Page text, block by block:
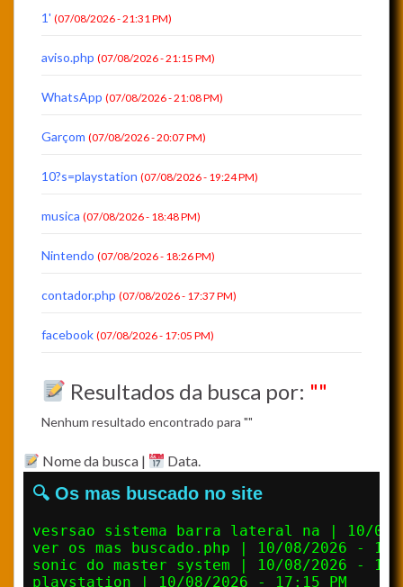
1' (07/08/2026 - 21:31 PM)
aviso.php (07/08/2026 - 21:15 PM)
WhatsApp (07/08/2026 - 21:08 PM)
Garçom (07/08/2026 - 20:07 PM)
10?s=playstation (07/08/2026 - 19:24 PM)
musica (07/08/2026 - 18:48 PM)
Nintendo (07/08/2026 - 18:26 PM)
contador.php (07/08/2026 - 17:37 PM)
facebook (07/08/2026 - 17:05 PM)
Resultados da busca por: ""
Nenhum resultado encontrado para ""
Nome da busca | Data.